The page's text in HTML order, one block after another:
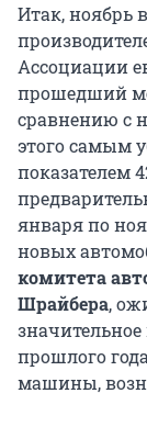
Итак, ноябрь
Ассоциации
прошедший
сравнению с
этого самым
показателем
января по
новых
комитета
Шрайбера,
прошлого
машины,